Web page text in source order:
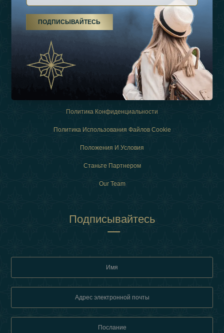
О Нас
Виды Отдыха
Связаться
Политика Конфиденциальности
Политика Использования Файлов Cookie
Положения И Условия
Станьте Партнером
Our Team
Подписывайтесь
ПОДПИСЫВАЙТЕСЬ